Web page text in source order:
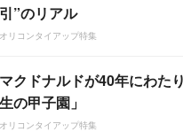
引”のリアル
オリコンタイアップ特集
マクドナルドが40年にわた
生の甲子園」
オリコンタイアップ特集